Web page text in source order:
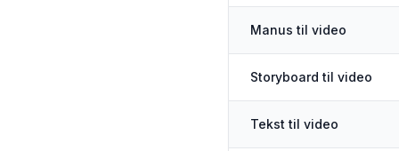
Manus til video
Storyboard til video
Tekst til video